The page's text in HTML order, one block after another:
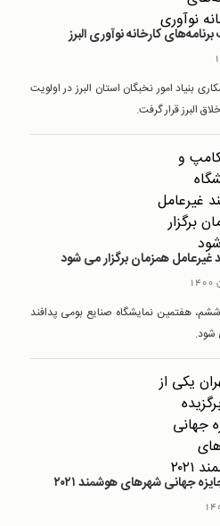
کارخانه نوآوری البرز
بنیاد امور نخبگان استان البرز در اولویت
البرز قرار گرفت.
غیرعامل همزمان برگزار می شود
هفتمین نمایشگاه صنایع بومی پدافند
شود.
جهانی شهرهای هوشمند ۲۰۲۱